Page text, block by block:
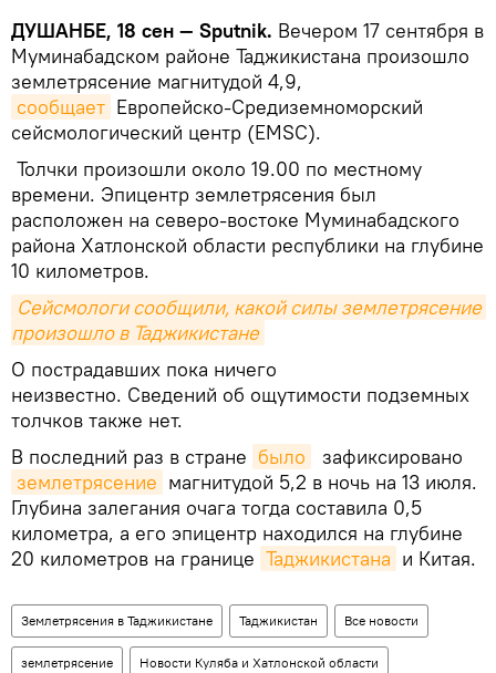
ДУШАНБЕ, 18 сен — Sputnik. Вечером 17 сентября в
Муминабадском районе Таджикистана произошло
землетрясение магнитудой 4,9,
сообщает Европейско-Средиземноморский
сейсмологический центр (EMSC).
Толчки произошли около 19.00 по местному
времени. Эпицентр землетрясения был
расположен на северо-востоке Муминабадского
района Хатлонской области республики на глубине
10 километров.
Сейсмологи сообщили, какой силы землетрясение
произошло в Таджикистане
О пострадавших пока ничего
неизвестно. Сведений об ощутимости подземных
толчков также нет.
В последний раз в стране было
зафиксировано
землетрясение магнитудой 5,2 в ночь на 13 июля.
Глубина залегания очага тогда составила 0,5
километра, а его эпицентр находился на глубине
20 километров на границе Таджикистана и Китая.
Землетрясения в Таджикистане Таджикистан Все новости
землетрясение Новости Куляба и Хатлонской области